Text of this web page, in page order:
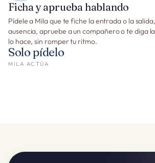
Ficha y aprueba hablando
Pídele a Mila que te fiche la entrada o la
ausencia, apruebe a un compañero o te diga
lo hace, sin romper tu ritmo.
Solo pídelo
MILA ACTÚA